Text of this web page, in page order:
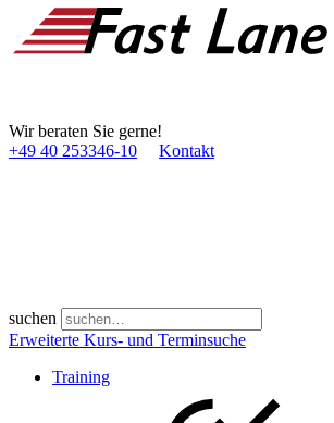
Wir beraten Sie gerne!
+49 40 253346­-10
Kontakt
suchen
Erweiterte Kurs- und Terminsuche
Training